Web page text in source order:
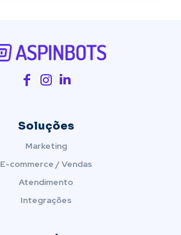
Soluções
Marketing
E-commerce / Vendas
Atendimento
Integrações